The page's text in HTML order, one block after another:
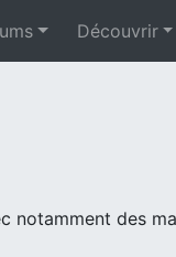
Découvrir
des